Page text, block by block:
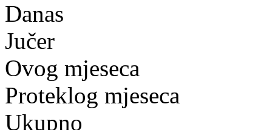
Danas
Jučer
Ovog mjeseca
Proteklog mjeseca
Ukupno